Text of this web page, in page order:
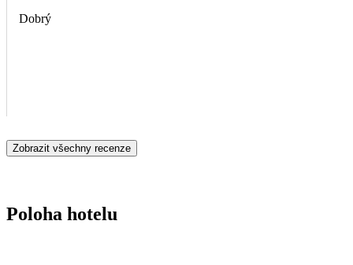
Dobrý
Zobrazit všechny recenze
Poloha hotelu